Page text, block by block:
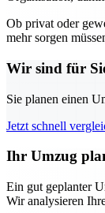
Ob privat oder
mehr sorgen
Wir sind für
Sie planen einen
Jetzt schnell
Ihr Umzug
Ein gut geplanter
Wir analysieren